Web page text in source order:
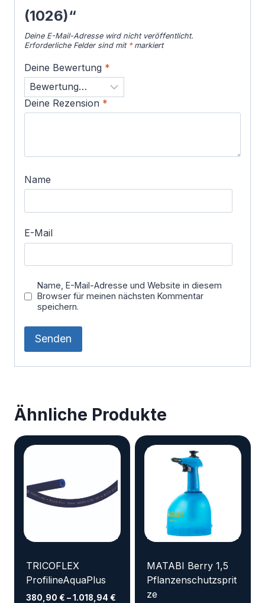
(1026)“
Deine E-Mail-Adresse wird nicht veröffentlicht.
Erforderliche Felder sind mit *markiert
Deine Bewertung *
Deine Rezension *
Name
E-Mail
Name, E-Mail-Adresse und Website in diesem
Browser für meinen nächsten Kommentar
speichern.
Ähnliche Produkte
TRICOFLEX
ProfilineAquaPlus
380,90 € –1.018,94 €
MATABI Berry 1,5
Pflanzenschutzsprit
ze